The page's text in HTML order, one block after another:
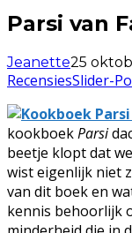
Parsi van
Jeanette25
RecensiesSlider-
kookboekParsi
beetje klopt dat
wist eigenlijk niet
van dit boek en
kennis behoorlijk